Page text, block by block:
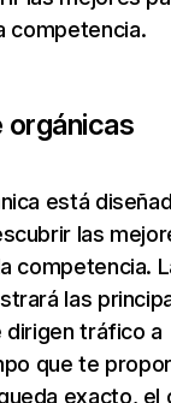
competencia.
orgánicas
está
las
competencia.
las
dirigen tráfico a
que te
exacto, el